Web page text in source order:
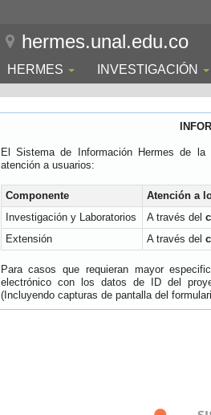
hermes.unal.edu.co
HERMES INVESTIGACIÓN
El Sistema de Información Hermes de
atención a usuarios:
Componente Atención a
Investigación y Laboratorios
A través del
Extensión
A través del
Para casos que requieran mayor
electrónico con los datos de ID del
(Incluyendo capturas de pantalla del